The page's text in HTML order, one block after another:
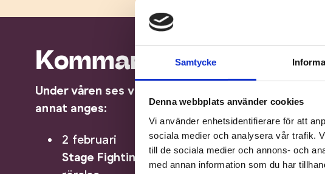
Samtycke
Denna webbplats använder cookies
Vi använder enhetsidentifierare för att
sociala medier och analysera vår trafik.
till de sociala medier och annons- och
med annan information som du har
Kommande träffar i
Under våren ses vi på måndagar och alltid kl. 17-19,
annat anges:
2 februari
Stage Fighting!
Tips: ha på oömma kläder, det